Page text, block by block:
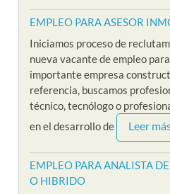
EMPLEO PARA ASESOR
Iniciamos proceso de
nueva vacante de empleo
importante empresa
referencia, buscamos
técnico, tecnólogo o
en el desarrollo de
Leer
EMPLEO PARA ANALISTA
O HIBRIDO